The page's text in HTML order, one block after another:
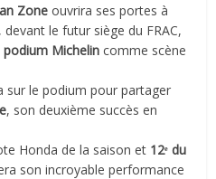
Zone ouvrira ses portes à
devant le futur siège du FRAC,
Michelin comme scène
sur le podium pour partager
, son deuxième succès en
Honda de la saison et 12ᵉ du
son incroyable performance